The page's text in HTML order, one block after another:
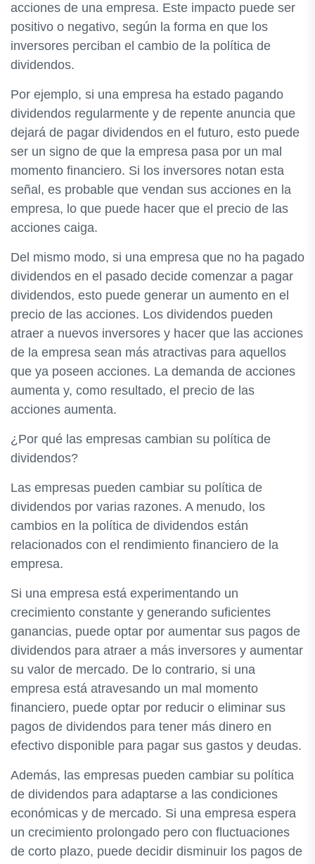
acciones de una empresa. Este impacto puede ser
positivo o negativo, según la forma en que los
inversores perciban el cambio de la política de
dividendos.
Por ejemplo, si una empresa ha estado pagando
dividendos regularmente y de repente anuncia que
dejará de pagar dividendos en el futuro, esto puede
ser un signo de que la empresa pasa por un mal
momento financiero. Si los inversores notan esta
señal, es probable que vendan sus acciones en la
empresa, lo que puede hacer que el precio de las
acciones caiga.
Del mismo modo, si una empresa que no ha pagado
dividendos en el pasado decide comenzar a pagar
dividendos, esto puede generar un aumento en el
precio de las acciones. Los dividendos pueden
atraer a nuevos inversores y hacer que las acciones
de la empresa sean más atractivas para aquellos
que ya poseen acciones. La demanda de acciones
aumenta y, como resultado, el precio de las
acciones aumenta.
¿Por qué las empresas cambian su política de
dividendos?
Las empresas pueden cambiar su política de
dividendos por varias razones. A menudo, los
cambios en la política de dividendos están
relacionados con el rendimiento financiero de la
empresa.
Si una empresa está experimentando un
crecimiento constante y generando suficientes
ganancias, puede optar por aumentar sus pagos de
dividendos para atraer a más inversores y aumentar
su valor de mercado. De lo contrario, si una
empresa está atravesando un mal momento
financiero, puede optar por reducir o eliminar sus
pagos de dividendos para tener más dinero en
efectivo disponible para pagar sus gastos y deudas.
Además, las empresas pueden cambiar su política
de dividendos para adaptarse a las condiciones
económicas y de mercado. Si una empresa espera
un crecimiento prolongado pero con fluctuaciones
de corto plazo, puede decidir disminuir los pagos de